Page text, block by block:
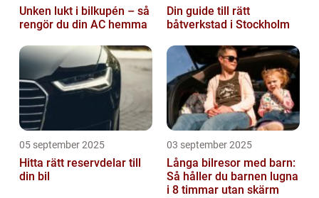
Unken lukt i bilkupén – så
rengör du din AC hemma
Din guide till rätt
båtverkstad i Stockholm
05 september 2025
Hitta rätt reservdelar till
din bil
03 september 2025
Långa bilresor med barn:
Så håller du barnen lugna
i 8 timmar utan skärm